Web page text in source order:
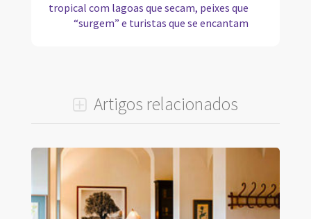
tropical com lagoas que secam, peixes que
“surgem” e turistas que se encantam
Artigos relacionados